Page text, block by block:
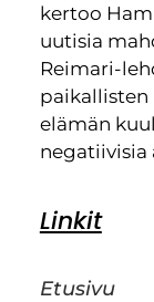
kertoo
uutisia
Reimari-
paikallisten
elämän
Linkit
Etusivu